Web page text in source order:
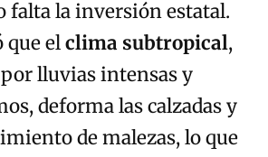
falta la inversión estatal.
que elclima subtropical,
lluvias intensas y
deforma las calzadas y
de malezas, lo que